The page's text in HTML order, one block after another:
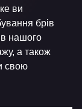
ви
брів
нашого
а також
свою